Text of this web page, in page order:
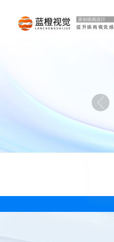
原创插画设计